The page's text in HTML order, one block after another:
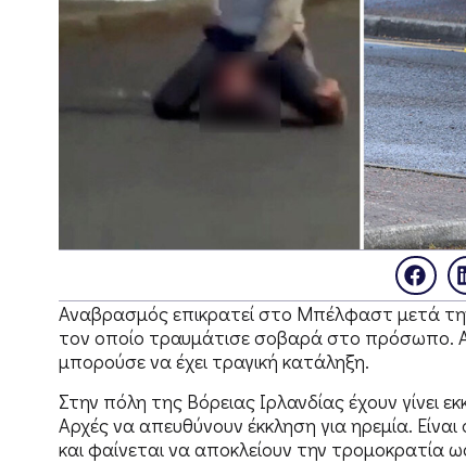
Αναβρασμός επικρατεί στο Μπέλφαστ μετά
τον οποίο τραυμάτισε σοβαρά στο πρόσωπο.
μπορούσε να έχει τραγική κατάληξη.
Στην πόλη της Βόρειας Ιρλανδίας έχουν γίνει
Αρχές να απευθύνουν έκκληση για ηρεμία.
και φαίνεται να αποκλείουν την τρομοκρατία